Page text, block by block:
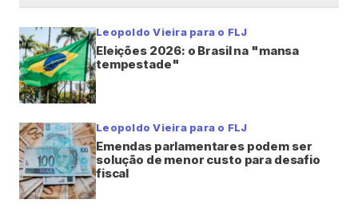
Leopoldo Vieira para o FLJ
Eleições 2026: o Brasil na "mansa
tempestade"
Leopoldo Vieira para o FLJ
Emendas parlamentares podem ser
solução de menor custo para desafio
fiscal